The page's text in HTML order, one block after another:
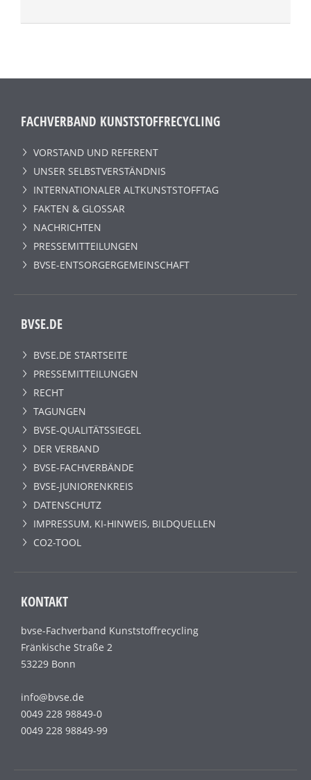
FACHVERBAND KUNSTSTOFFRECYCLING
VORSTAND UND REFERENT
UNSER SELBSTVERSTÄNDNIS
INTERNATIONALER ALTKUNSTSTOFFTAG
FAKTEN & GLOSSAR
NACHRICHTEN
PRESSEMITTEILUNGEN
BVSE-ENTSORGERGEMEINSCHAFT
BVSE.DE
BVSE.DE STARTSEITE
PRESSEMITTEILUNGEN
RECHT
TAGUNGEN
BVSE-QUALITÄTSSIEGEL
DER VERBAND
BVSE-FACHVERBÄNDE
BVSE-JUNIORENKREIS
DATENSCHUTZ
IMPRESSUM, KI-HINWEIS, BILDQUELLEN
CO2-TOOL
KONTAKT
bvse-Fachverband Kunststoffrecycling
Fränkische Straße 2
53229 Bonn
info@bvse.de
0049 228 98849-0
0049 228 98849-99